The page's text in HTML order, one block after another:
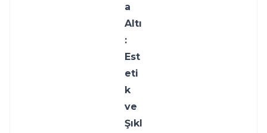
a
Altı
:
Est
eti
k
ve
Şıkl